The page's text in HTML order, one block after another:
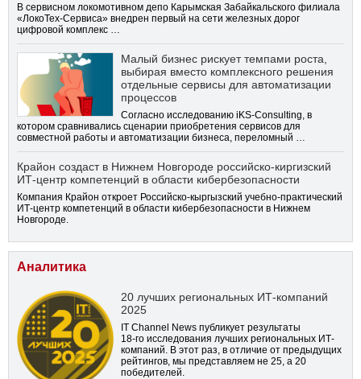
В сервисном локомотивном депо Карымская Забайкальского филиала
«ЛокоТех-Сервиса» внедрен первый на сети железных дорог
цифровой комплекс …
Малый бизнес рискует темпами роста,
выбирая вместо комплексного решения
отдельные сервисы для автоматизации
процессов
Согласно исследованию iKS-Consulting, в
котором сравнивались сценарии приобретения сервисов для
совместной работы и автоматизации бизнеса, переломный …
Крайон создаст в Нижнем Новгороде российско-киргизский
ИТ-центр компетенций в области кибербезопасности
Компания Крайон откроет Российско-кыргызский учебно-практический
ИТ-центр компетенций в области кибербезопасности в Нижнем
Новгороде.
Аналитика
20 лучших региональных ИТ-компаний
2025
IT Channel News публикует результаты
18-го исследования лучших региональных ИТ-
компаний. В этот раз, в отличие от предыдущих
рейтингов, мы представляем не 25, а 20
победителей.